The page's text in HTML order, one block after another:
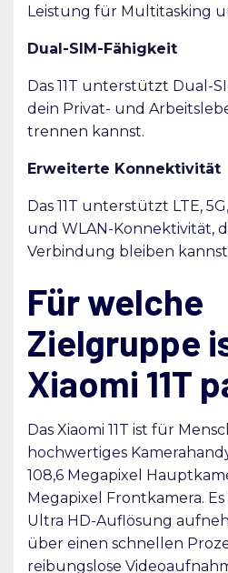
Leistung für Multitasking
Dual-SIM-Fähigkeit
Das 11T unterstützt Dual-
dein Privat- und
trennen kannst.
Erweiterte Konnektivität
Das 11T unterstützt LTE,
und WLAN-Konnektivität,
Verbindung bleiben kannst
Für welche
Zielgruppe
Xiaomi 11T
Das Xiaomi 11T ist für
hochwertiges
108,6 Megapixel
Megapixel Frontkamera.
Ultra HD-Auflösung
über einen schnellen
reibungslose